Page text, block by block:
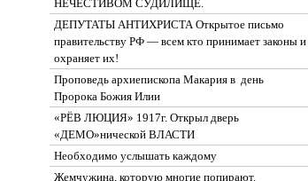
НЕЧЕСТИВОМ СУДИЛИЩЕ.
ДЕПУТАТЫ АНТИХРИСТА Открытое письмо
правительству РФ — всем кто принимает законы и
охраняет их!
Проповедь архиепископа Макария в день
Пророка Божия Илии
«РЁВ ЛЮЦИЯ» 1917г. Открыл дверь
«ДЕМО»нической ВЛАСТИ
Необходимо услышать каждому
Жемчужина, которую многие попирают.